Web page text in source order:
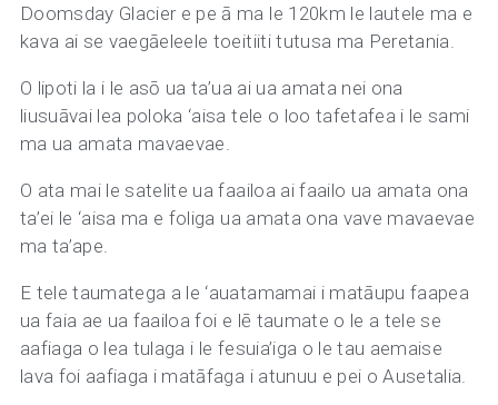
Doomsday Glacier e pe ā ma le 120km le lautele ma e
kava ai se vaegāeleele toeitiiti tutusa ma Peretania.
O lipoti la i le asō ua ta’ua ai ua amata nei ona
liusuāvai lea poloka ‘aisa tele o loo tafetafea i le sami
ma ua amata mavaevae.
O ata mai le satelite ua faailoa ai faailo ua amata ona
ta’ei le ‘aisa ma e foliga ua amata ona vave mavaevae
ma ta’ape.
E tele taumatega a le ‘auatamamai i matāupu faapea
ua faia ae ua faailoa foi e lē taumate o le a tele se
aafiaga o lea tulaga i le fesuia’iga o le tau aemaise
lava foi aafiaga i matāfaga i atunuu e pei o Ausetalia.